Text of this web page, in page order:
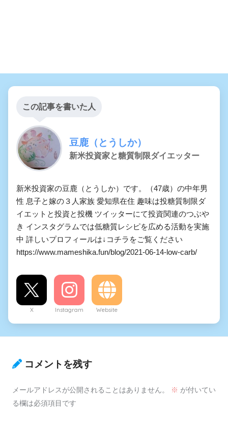
この記事を書いた人
豆鹿（とうしか）
新米投資家と糖質制限ダイエッター
新米投資家の豆鹿（とうしか）です。（47歳）の中年男
性 息子と嫁の３人家族 愛知県在住 趣味は投糖質制限ダ
イエットと投資と投機 ツイッターにて投資関連のつぶや
き インスタグラムでは低糖質レシピを広める活動を実施
中 詳しいプロフィールは↓コチラをご覧ください
https://www.mameshika.fun/blog/2021-06-14-low-carb/
X Instagram Website
コメントを残す
メールアドレスが公開されることはありません。 ※ が付いてい
る欄は必須項目です